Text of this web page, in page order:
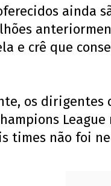
ainda
e crê que
os dirigentes
times não foi